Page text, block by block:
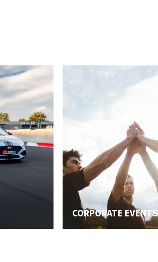
CORPORATE EVENTS